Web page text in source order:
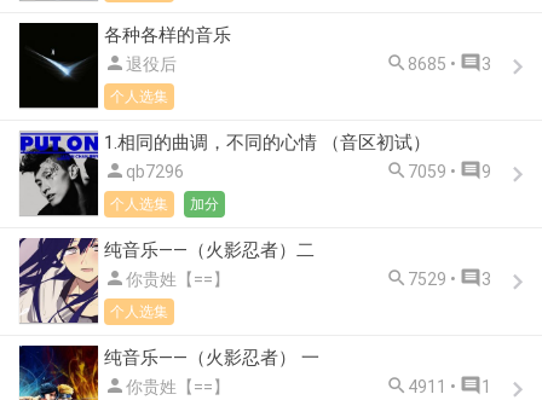
各种各样的音乐
退役后  8685 •  3
个人选集
1.相同的曲调，不同的心情 （音区初试）
 qb7296  7059 •  9
个人选集 加分
纯音乐——（火影忍者）二
你贵姓【==】  7529 •  3
个人选集
纯音乐——（火影忍者） 一
你贵姓【==】  4911 •  1